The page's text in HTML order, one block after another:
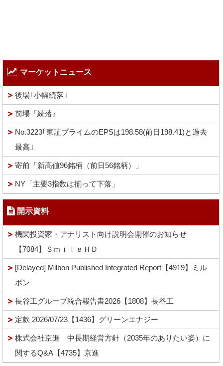
マーケットニュース
後場｢小幅続落｣
前場『続落』
No.3223｢東証プライムのEPSは198.58(前日198.41)と過去
最高｣
寄前「新高値96銘柄（前日56銘柄）」
NY「主要3指数は揃って下落」
開示資料
機関投資家・アナリスト向け説明会開催のお知らせ
【7084】ＳｍｉｌｅＨＤ
[Delayed] Milbon Published Integrated Report【4919】ミル
ボン
長谷工グループ統合報告書2026【1808】長谷工
定款 2026/07/23【1436】グリーンエナジー
株式会社京進 中長期経営方針（2035年のありたい姿）に
関するQ&A【4735】京進